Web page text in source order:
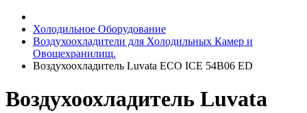
Холодильное Оборудование
Воздухоохладители для Холодильных Камер и
Овощехранилищ.
Воздухоохладитель Luvata ECO ICE 54B06 ED
Воздухоохладитель Luvata